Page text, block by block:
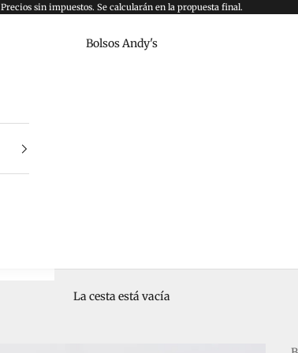
Precios sin impuestos. Se calcularán en la propuesta final.
Bolsos Andy's
La cesta está vacía